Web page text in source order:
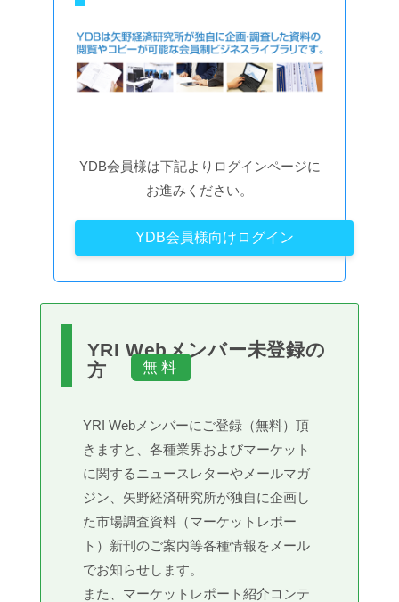
YDB会員様は下記よりログインページに
お進みください。
YDB会員様向けログイン
YRI Webメンバー未登録の
方
YRI Webメンバーにご登録（無料）頂
きますと、各種業界およびマーケット
に関するニュースレターやメールマガ
ジン、矢野経済研究所が独自に企画し
た市場調査資料（マーケットレポー
ト）新刊のご案内等各種情報をメール
でお知らせします。
また、マーケットレポート紹介コンテ